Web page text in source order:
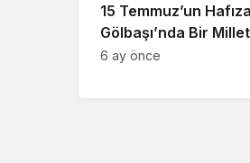
15 Temmuz’un
Gölbaşı’nda Bir
Yeniden Ayağa
6 ay önce